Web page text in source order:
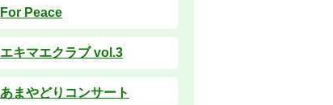
For Peace
エキマエクラブ vol.3
あまやどりコンサート